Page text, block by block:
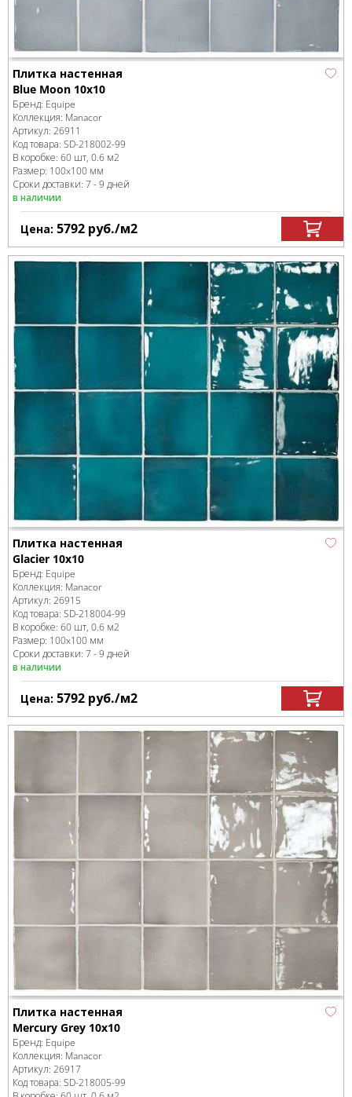
Плитка настенная
Blue Moon 10x10
Бренд: Equipe
Коллекция: Manacor
Артикул: 26911
Код товара: SD-218002-99
В коробке: 60 шт, 0.6 м2
Размер: 100x100 мм
Сроки доставки: 7 - 9 дней
в наличии
Цена: 5792 руб./м2
Плитка настенная
Glacier 10x10
Бренд: Equipe
Коллекция: Manacor
Артикул: 26915
Код товара: SD-218004-99
В коробке: 60 шт, 0.6 м2
Размер: 100x100 мм
Сроки доставки: 7 - 9 дней
в наличии
Цена: 5792 руб./м2
Плитка настенная
Mercury Grey 10x10
Бренд: Equipe
Коллекция: Manacor
Артикул: 26917
Код товара: SD-218005-99